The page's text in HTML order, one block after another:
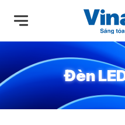
qua
nội
dung
Đèn